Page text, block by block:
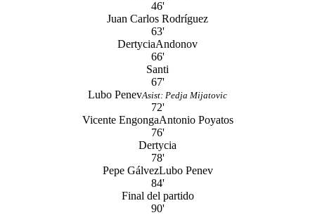
46'
Juan Carlos Rodríguez
63'
DertyciaAndonov
66'
Santi
67'
Lubo PenevAsist: Pedja Mijatovic
72'
Vicente EngongaAntonio Poyatos
76'
Dertycia
78'
Pepe GálvezLubo Penev
84'
Final del partido
90'